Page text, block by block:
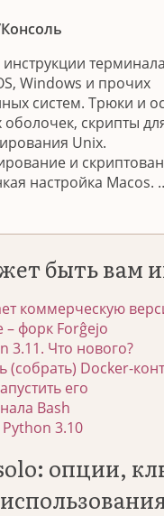
Windows и прочих
систем. Трюки и
скрипты
Unix.
и
настройка Macos.
быть вам
коммерческую
– форк Forĝejo
3.11. Что нового?
(собрать) Docker-
его
Bash
3.10
опции,